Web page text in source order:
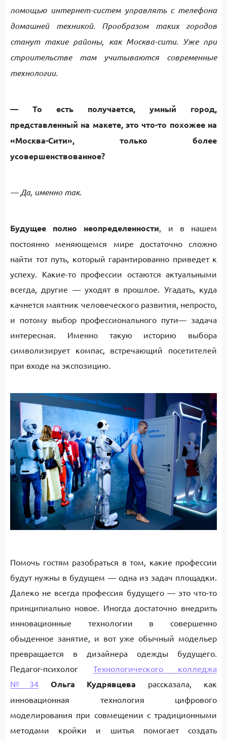
помощью интернет-систем управлять с телефона
домашней техникой. Прообразом таких городов
станут такие районы, как Москва-сити. Уже при
строительстве там учитываются современные
технологии.
— То есть получается, умный город,
представленный на макете, это что-то похожее на
«Москва-Сити», только более
усовершенствованное?
— Да, именно так.
Будущее полно неопределенности, и в нашем
постоянно меняющемся мире достаточно сложно
найти тот путь, который гарантированно приведет к
успеху. Какие-то профессии остаются актуальными
всегда, другие — уходят в прошлое. Угадать, куда
качнется маятник человеческого развития, непросто,
и потому выбор профессионального пути— задача
интересная. Именно такую историю выбора
символизирует компас, встречающий посетителей
при входе на экспозицию.
Помочь гостям разобраться в том, какие профессии
будут нужны в будущем — одна из задач площадки.
Далеко не всегда профессия будущего — это что-то
принципиально новое. Иногда достаточно внедрить
инновационные технологии в совершенно
обыденное занятие, и вот уже обычный модельер
превращается в дизайнера одежды будущего.
Педагог-психолог Технологического колледжа
№34
Ольга Кудрявцева рассказала, как
инновационная технология цифрового
моделирования при совмещении с традиционными
методами кройки и шитья помогает создать